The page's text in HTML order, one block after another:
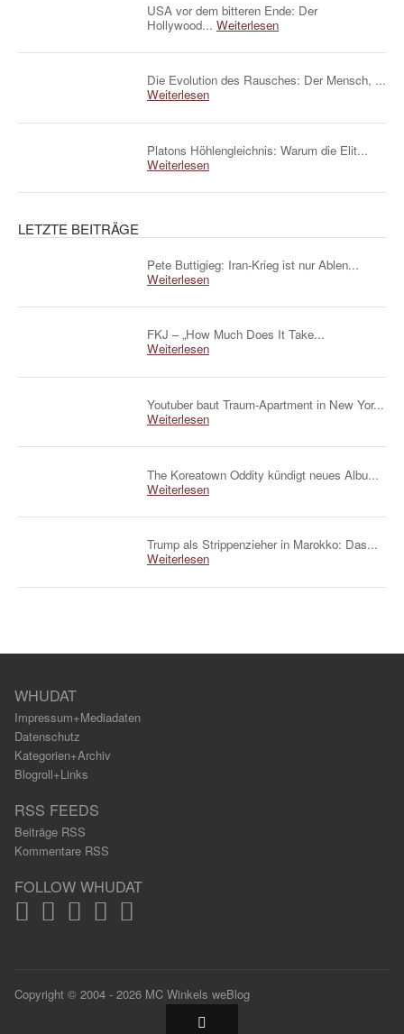
USA vor dem bitteren Ende: Der
Hollywood... Weiterlesen
Die Evolution des Rausches: Der Mensch, ...
Weiterlesen
Platons Höhlengleichnis: Warum die Elit...
Weiterlesen
LETZTE BEITRÄGE
Pete Buttigieg: Iran-Krieg ist nur Ablen...
Weiterlesen
FKJ – „How Much Does It Take...
Weiterlesen
Youtuber baut Traum-Apartment in New Yor...
Weiterlesen
The Koreatown Oddity kündigt neues Albu...
Weiterlesen
Trump als Strippenzieher in Marokko: Das...
Weiterlesen
WHUDAT
Impressum+Mediadaten
Datenschutz
Kategorien+Archiv
Blogroll+Links
RSS FEEDS
Beiträge RSS
Kommentare RSS
FOLLOW WHUDAT
Copyright © 2004 - 2026 MC Winkels weBlog